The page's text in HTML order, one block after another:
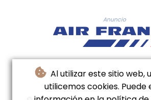
Al utilizar este sitio web,
utilicemos cookies.
Anuncio